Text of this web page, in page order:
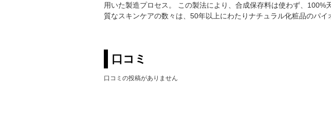
用いた製造プロセス。 この製法により、合成保存料は使わず、
質なスキンケアの数々は、50年以上にわたりナチュラル化粧品のパイ
口コミ
口コミの投稿がありません